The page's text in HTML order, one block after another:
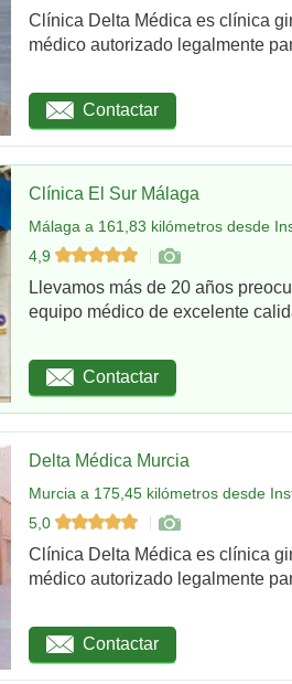
Clínica Delta Médica es clínica
médico autorizado legalmente
Contactar
Clínica El Sur Málaga
Málaga a 161,83 kilómetros desde
4,9
Llevamos más de 20 años
equipo médico de excelente
Contactar
Delta Médica Murcia
Murcia a 175,45 kilómetros desde
5,0
Clínica Delta Médica es clínica
médico autorizado legalmente
Contactar